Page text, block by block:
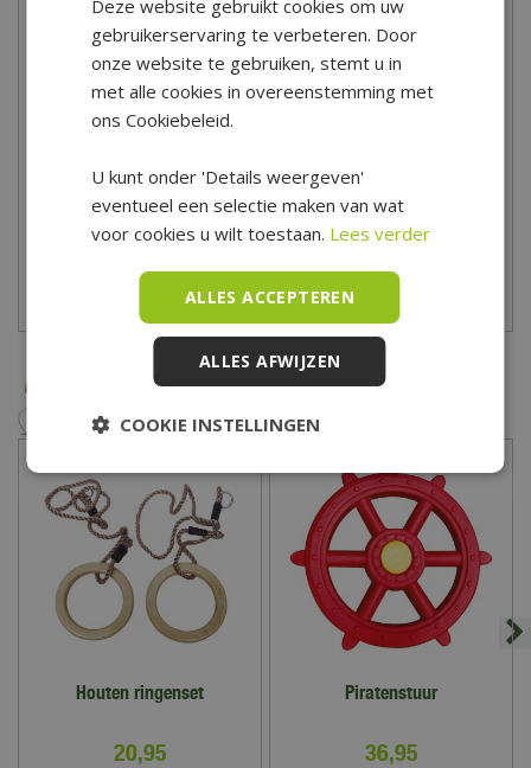
een echt speelparadijs voor jong en oud! Heb je advies nodig bij
het kopen van buitenspeelgoed? Dan ben je van harte
uitgenodigd in onze showroom! Vrijwel al het
buitenspeelgoed hebben wij op voorraad, zodat je altijd keuze
winkel in Hoogwoud. Tuincentrum De Boet is gelegen in het hart
van Noord-Holland, centraal in een driehoek tussen Hoorn,
Schagen en Alkmaar.
Bekijk hier onze openingstijden
Houten ringenset
20,95
Piratenstuur
36,95
Deze website gebruikt cookies om uw
gebruikerservaring te verbeteren. Door
onze website te gebruiken, stemt u in
met alle cookies in overeenstemming met
ons Cookiebeleid.
U kunt onder 'Details weergeven'
eventueel een selectie maken van wat
voor cookies u wilt toestaan. Lees verder
ALLES ACCEPTEREN
ALLES AFWIJZEN
COOKIE INSTELLINGEN